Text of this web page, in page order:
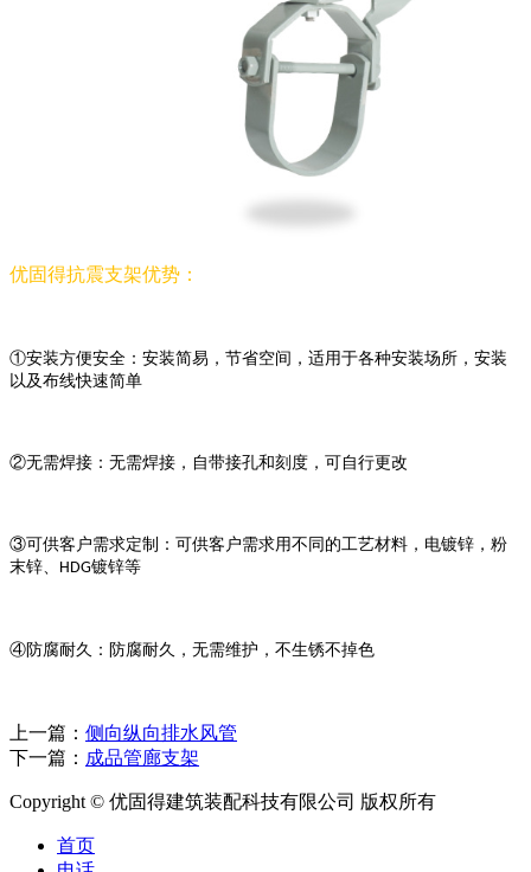
优固得抗震支架优势：
①安装方便安全：安装简易，节省空间，适用于各种安装场所，安装
以及布线快速简单
②无需焊接：无需焊接，自带接孔和刻度，可自行更改
③可供客户需求定制：可供客户需求用不同的工艺材料，电镀锌，粉
末锌、 HDG镀锌等
④防腐耐久：防腐耐久，无需维护，不生锈不掉色
上一篇： 侧向纵向排水风管
下一篇： 成品管廊支架
Copyright © 优固得建筑装配科技有限公司 版权所有
首页